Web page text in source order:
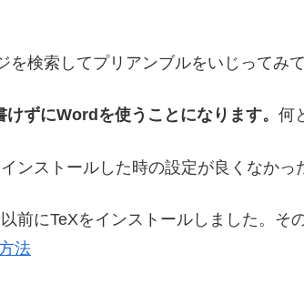
を検索してプリアンブルをいじってみ
ずにWordを使うことになります。 何
ンストールした時の設定が良くなかっ
前にTeXをインストールしました。そ
法